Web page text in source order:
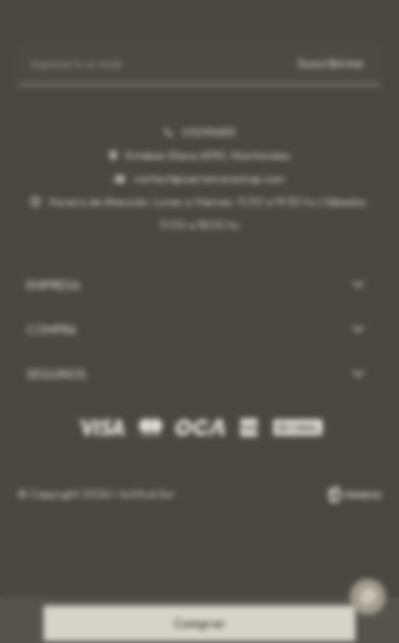
Comprar
Esteban Elena 6390, Montevideo
contact@sierramorashop.com
Horario de Atención: Lunes a Viernes: 11:00 a 19:30 hs | Sábados:
EMPRESA
COMPRA
SEGUINOS
Suscribirme
© Copyright 2026 / Actitud Sur
Fenicio